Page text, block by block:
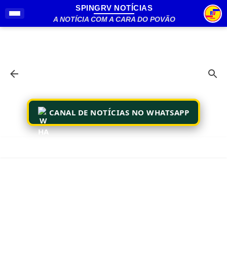
Pular para o conteúdo principal
SPINGRV NOTÍCIAS
A NOTÍCIA COM A CARA DO POVÃO
CANAL DE NOTÍCIAS NO WHATSAPP